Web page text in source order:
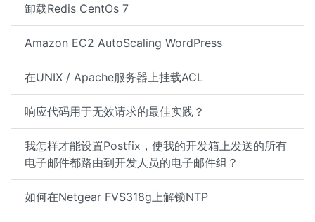
卸载Redis CentOs 7
Amazon EC2 AutoScaling WordPress
在UNIX / Apache服务器上挂载ACL
响应代码用于无效请求的最佳实践？
我怎样才能设置Postfix，使我的开发箱上发送的所有
电子邮件都路由到开发人员的电子邮件组？
如何在Netgear FVS318g上解锁NTP